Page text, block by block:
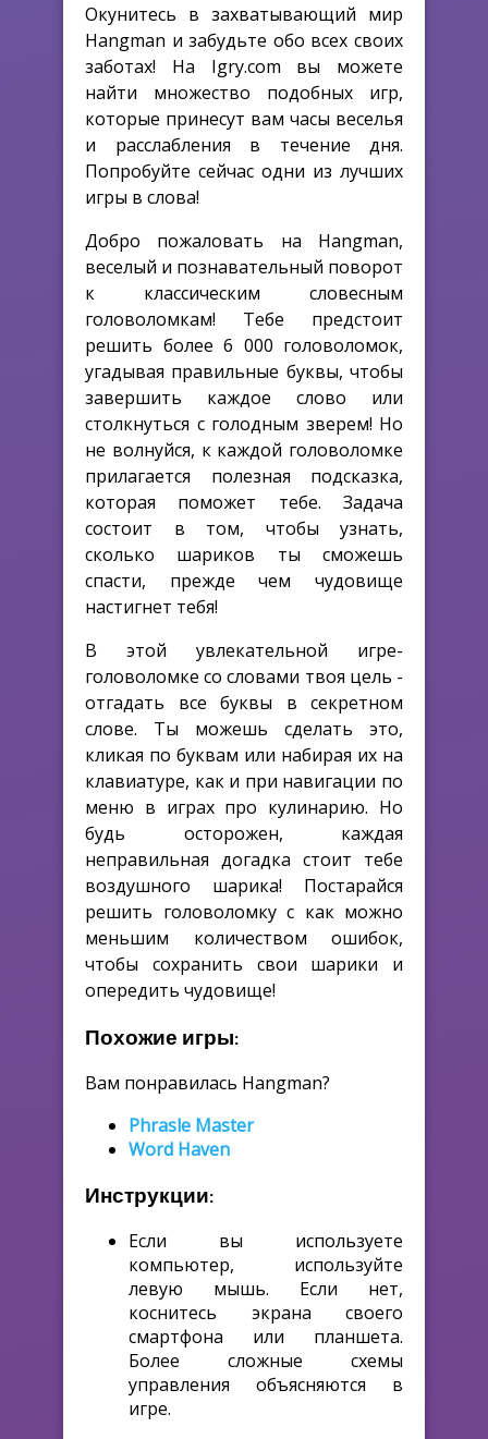
Окунитесь в захватывающий мир
Hangman и забудьте обо всех своих
заботах! На Igry.com вы можете
найти множество подобных игр,
которые принесут вам часы веселья
и расслабления в течение дня.
Попробуйте сейчас одни из лучших
игры в слова!
Добро пожаловать на Hangman,
веселый и познавательный поворот
к классическим словесным
головоломкам! Тебе предстоит
решить более 6 000 головоломок,
угадывая правильные буквы, чтобы
завершить каждое слово или
столкнуться с голодным зверем! Но
не волнуйся, к каждой головоломке
прилагается полезная подсказка,
которая поможет тебе. Задача
состоит в том, чтобы узнать,
сколько шариков ты сможешь
спасти, прежде чем чудовище
настигнет тебя!
В этой увлекательной игре-
головоломке со словами твоя цель -
отгадать все буквы в секретном
слове. Ты можешь сделать это,
кликая по буквам или набирая их на
клавиатуре, как и при навигации по
меню в играх про кулинарию. Но
будь осторожен, каждая
неправильная догадка стоит тебе
воздушного шарика! Постарайся
решить головоломку с как можно
меньшим количеством ошибок,
чтобы сохранить свои шарики и
опередить чудовище!
Похожие игры:
Вам понравилась Hangman?
Phrasle Master
Word Haven
Инструкции:
Если вы используете
компьютер, используйте
левую мышь. Если нет,
коснитесь экрана своего
смартфона или планшета.
Более сложные схемы
управления объясняются в
игре.